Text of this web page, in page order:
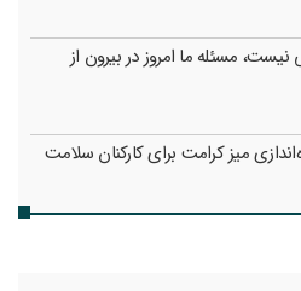
مسئله ما امروز در بیرون از
میز کرامت برای کارکنان سلامت